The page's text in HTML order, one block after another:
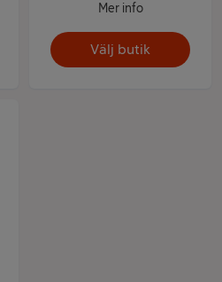
Mer info
Välj butik